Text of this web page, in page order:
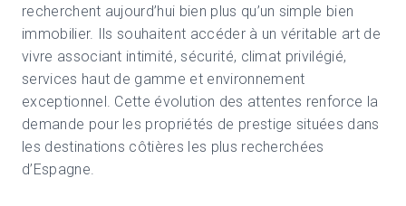
recherchent aujourd’hui bien plus qu’un simple bien
immobilier. Ils souhaitent accéder à un véritable art de
vivre associant intimité, sécurité, climat privilégié,
services haut de gamme et environnement
exceptionnel. Cette évolution des attentes renforce la
demande pour les propriétés de prestige situées dans
les destinations côtières les plus recherchées
d’Espagne.